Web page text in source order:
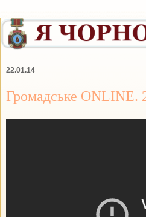
22.01.14
Громадське ONLINE.